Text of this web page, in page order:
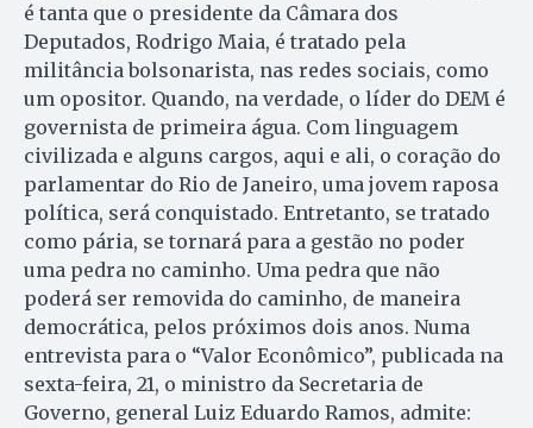
é tanta que o presidente da Câmara dos
Deputados, Rodrigo Maia, é tratado pela
militância bolsonarista, nas redes sociais, como
um opositor. Quando, na verdade, o líder do DEM é
governista de primeira água. Com linguagem
civilizada e alguns cargos, aqui e ali, o coração do
parlamentar do Rio de Janeiro, uma jovem raposa
política, será conquistado. Entretanto, se tratado
como pária, se tornará para a gestão no poder
uma pedra no caminho. Uma pedra que não
poderá ser removida do caminho, de maneira
democrática, pelos próximos dois anos. Numa
entrevista para o “Valor Econômico”, publicada na
sexta-feira, 21, o ministro da Secretaria de
Governo, general Luiz Eduardo Ramos, admite: